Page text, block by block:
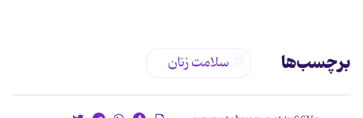
برچسب‌ها سلامت زنان